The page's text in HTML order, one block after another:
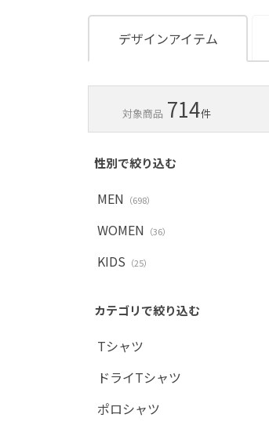
デザインアイテム
対象商品 714件
性別で絞り込む
MEN （698）
WOMEN （36）
KIDS （25）
カテゴリで絞り込む
Tシャツ
ドライTシャツ
ポロシャツ